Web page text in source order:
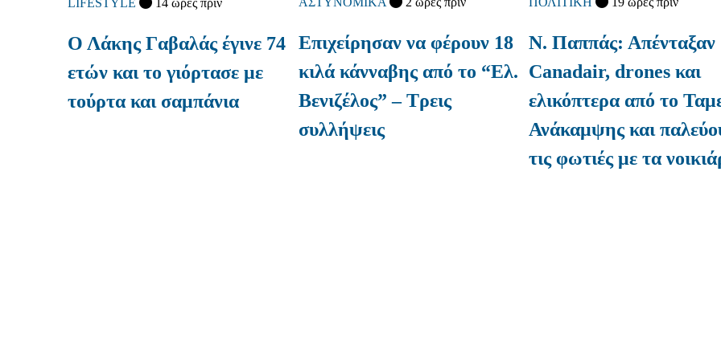
Ο Λάκης Γαβαλάς έγινε 74
ετών και το γιόρτασε με
τούρτα και σαμπάνια
Επιχείρησαν να φέρουν 18
κιλά κάνναβης από το “Ελ.
Βενιζέλος” – Τρεις
συλλήψεις
Ν. Παππάς: Απένταξαν
Canadair, drones και
ελικόπτερα από το
Ανάκαμψης και
τις φωτιές με τα